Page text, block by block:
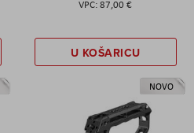
87,00 €
U KOŠARICU
NOVO